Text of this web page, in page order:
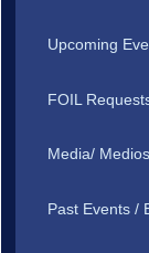
Upcoming
FOIL
Media/
Past Events /